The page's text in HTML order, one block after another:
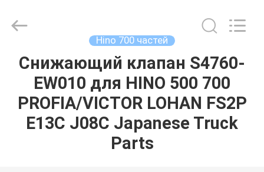
ДОМ
ПРОДУКТЫ
Reserved.
Hino 700 частей
Снижающий клапан S4760-
EW010 для HINO 500 700
PROFIA/VICTOR LOHAN FS2P
E13C J08C Japanese Truck
Parts